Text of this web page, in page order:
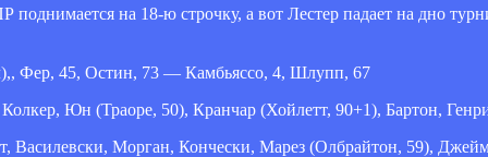
поднимается на 18-ю строчку, а вот Лестер падает на дно
Фер, 45, Остин, 73 — Камбьяссо, 4, Шлупп, 67
Юн (Траоре, 50), Кранчар (Хойлетт, 90+1), Бартон,
Василевски, Морган, Кончески, Марез (Олбрайтон, 59),